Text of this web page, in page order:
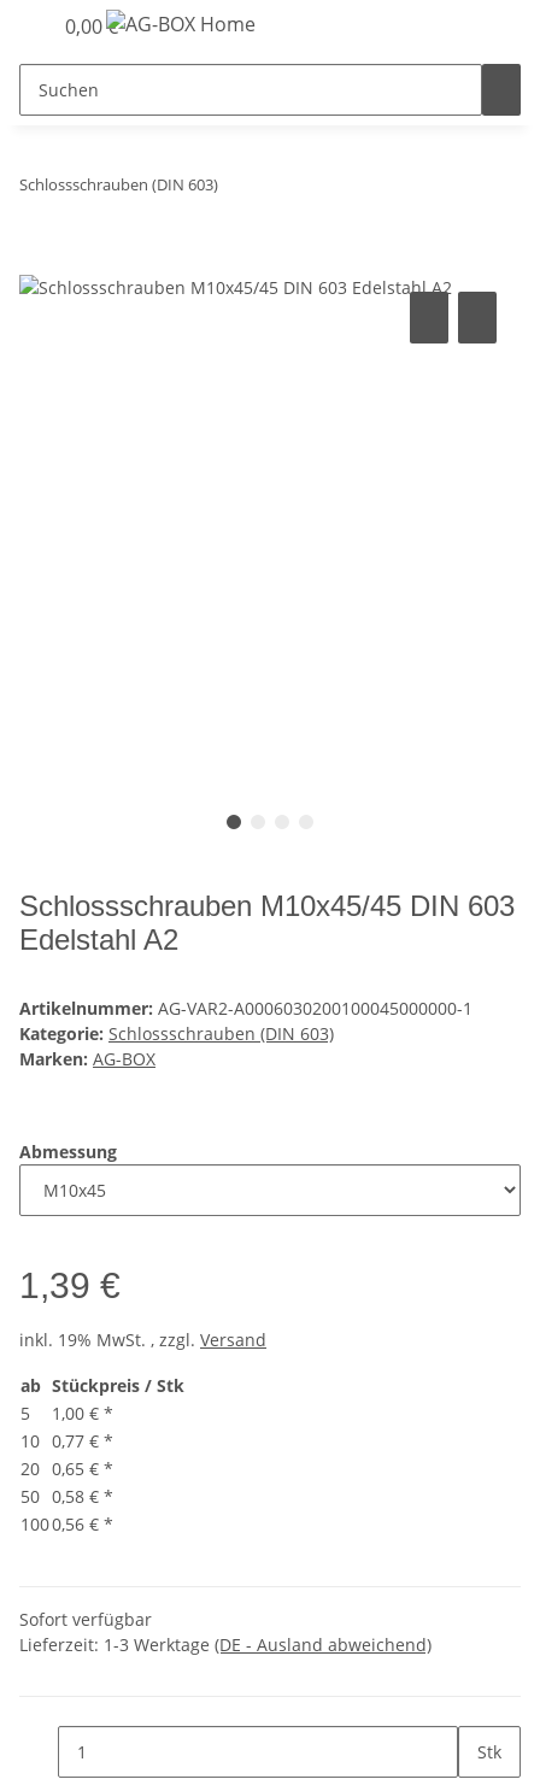
0,00 €
Schlossschrauben (DIN 603)
Schlossschrauben M10x45/45 DIN 603
Edelstahl A2
Artikelnummer: AG-VAR2-A0006030200100045000000-1
Kategorie: Schlossschrauben (DIN 603)
Marken: AG-BOX
Abmessung
1,39 €
inkl. 19% MwSt. , zzgl. Versand
ab Stückpreis / Stk
5
1,00 € *
10 0,77 € *
20 0,65 € *
50 0,58 € *
1000,56 € *
Sofort verfügbar
Lieferzeit: 1-3 Werktage (DE - Ausland abweichend)
Stk